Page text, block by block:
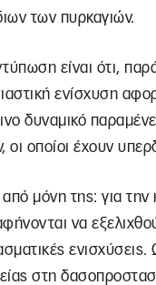
των πυρκαγιών.
είναι ότι,
ενίσχυση
δυναμικό
οποίοι έχουν
μόνη της: για
να
στη